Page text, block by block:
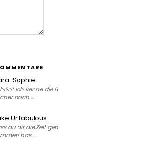
Sophie
Ich kenne die B
noch …
Unfabulous
du dir die Zeit gen
has…